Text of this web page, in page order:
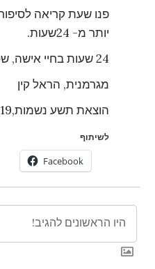
פנו שעת קריאה
יותר מ- 24שעות.
24 שעות בחיי אישה, שטפן צוויג
מגרמנית, הראל קין
הוצאת תשע נשמות,2019
לשיתוף
Facebook